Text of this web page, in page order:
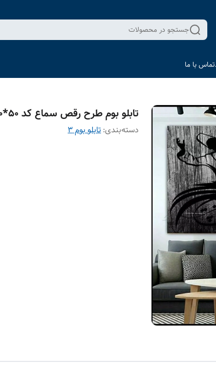
جستجو در محصولات
تماس با ما
تابلو بوم طرح رقص سماع کد 50*70
دسته‌بندی:تابلو بوم 3